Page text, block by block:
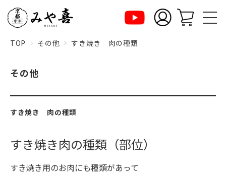
TOP その他 すき焼き 肉の種類
その他
すき焼き 肉の種類
すき焼き肉の種類（部位）
すき焼き用のお肉にも種類があって